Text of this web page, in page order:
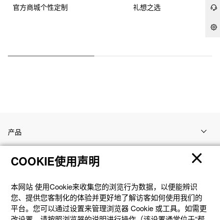
官方商城个性定制 礼想之选
产品
客户支持
资讯
COOKIE使用声明
本网站 使⽤Cookie来收集您的浏览⾏为数据，以便能辨识
您、提供您客制化的体验并更好地了解访客如何使⽤我们的
平台。您可以通过设置来管理浏览器 Cookie 或⼯具。如需更